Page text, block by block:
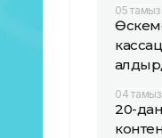
05 тамыз
04
20-